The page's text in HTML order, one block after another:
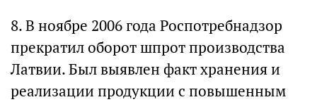
8. В ноябре 2006 года Роспотребнадзор
прекратил оборот шпрот производства
Латвии. Был выявлен факт хранения и
реализации продукции с повышенным